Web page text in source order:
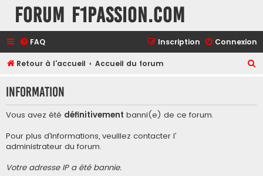
Forum F1Passion.com
FAQ Connexion
Inscription
Retour à l'accueil Accueil du forum
h
Information
Vous avez été définitivement banni(e) de ce forum.
Pour plus d’informations, veuillez contacter l’
administrateur du forum.
Votre adresse IP a été bannie.